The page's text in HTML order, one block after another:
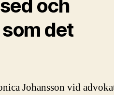
och
det
Johansson vid